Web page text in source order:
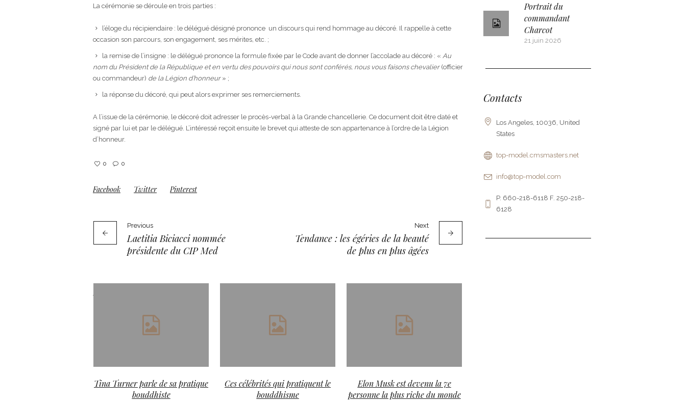
La cérémonie se déroule en trois parties :
l’éloge du récipiendaire : le délégué désigné prononce un discours qui rend hommage au décoré. Il rappelle à cette
occasion son parcours, son engagement, ses mérites, etc. ;
la remise de l’insigne : le délégué prononce la formule fixée par le Code avant de donner l’accolade au décoré : « Au
nom du Président de la République et en vertu des pouvoirs qui nous sont conférés, nous vous faisons chevalier(officier
ou commandeur) de la Légion d’honneur » ;
la réponse du décoré, qui peut alors exprimer ses remerciements.
A l’issue de la cérémonie, le décoré doit adresser le procès-verbal à la Grande chancellerie. Ce document doit être daté et
signé par lui et par le délégué. L’intéressé reçoit ensuite le brevet qui atteste de son appartenance à l’ordre de la Légion
d’honneur.
0 0
Facebook Twitter Pinterest
Previous
Laetitia Biciacci nommée
présidente du CIP Med
Next
Tendance : les égéries de la beauté
de plus en plus âgées
More posts
Tina Turner parle de sa pratique
bouddhiste
Ces célébrités qui pratiquent le
bouddhisme
Elon Musk est devenu la 7e
personne la plus riche du monde
Portrait du
commandant
Charcot
21 juin 2026
Contacts
Los Angeles, 10036, United
States
top-model.cmsmasters.net
info@top-model.com
P. 660-218-6118 F. 250-218-
6128